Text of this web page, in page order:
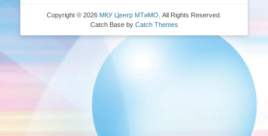
Copyright © 2026 МКУ Центр МТиМО . All Rights Reserved.
Catch Base by Catch Themes